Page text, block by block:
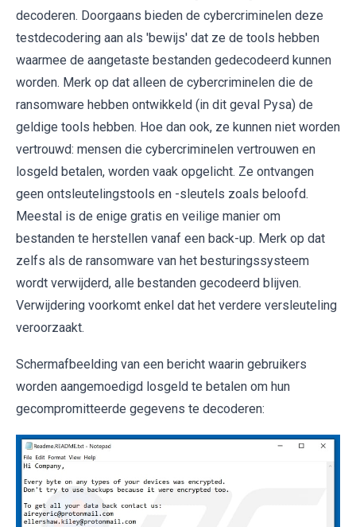
decoderen. Doorgaans bieden de cybercriminelen deze
testdecodering aan als 'bewijs' dat ze de tools hebben
waarmee de aangetaste bestanden gedecodeerd kunnen
worden. Merk op dat alleen de cybercriminelen die de
ransomware hebben ontwikkeld (in dit geval Pysa) de
geldige tools hebben. Hoe dan ook, ze kunnen niet worden
vertrouwd: mensen die cybercriminelen vertrouwen en
losgeld betalen, worden vaak opgelicht. Ze ontvangen
geen ontsleutelingstools en -sleutels zoals beloofd.
Meestal is de enige gratis en veilige manier om
bestanden te herstellen vanaf een back-up. Merk op dat
zelfs als de ransomware van het besturingssysteem
wordt verwijderd, alle bestanden gecodeerd blijven.
Verwijdering voorkomt enkel dat het verdere versleuteling
veroorzaakt.
Schermafbeelding van een bericht waarin gebruikers
worden aangemoedigd losgeld te betalen om hun
gecompromitteerde gegevens te decoderen: